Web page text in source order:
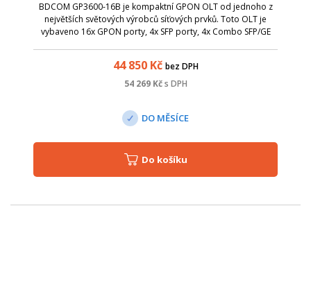
BDCOM GP3600-16B je kompaktní GPON OLT od jednoho z
největších světových výrobců síťových prvků. Toto OLT je
vybaveno 16x GPON porty, 4x SFP porty, 4x Combo SFP/GE
44 850Kč bez DPH
54 269Kč s DPH
DO MĚSÍCE
Do košíku